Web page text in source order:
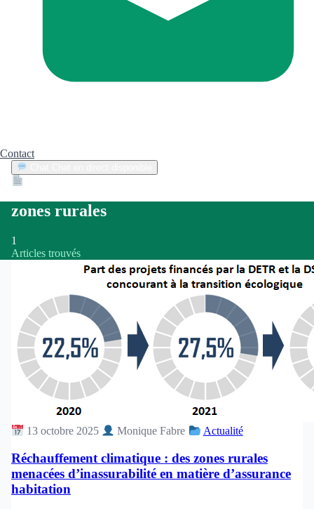
Contact
zones rurales
1
Articles trouvés
13 octobre 2025 Monique Fabre Actualité
Réchauffement climatique : des zones rurales
menacées d’inassurabilité en matière d’assurance
habitation